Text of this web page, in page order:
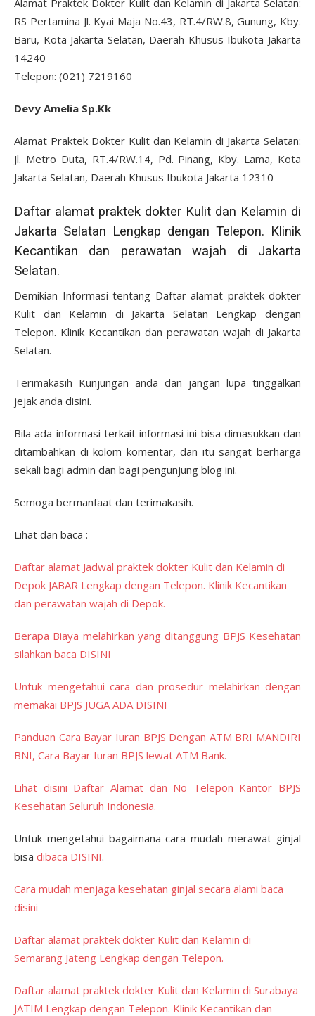
RS Pertamina Jl. Kyai Maja No.43, RT.4/RW.8, Gunung, Kby.
Baru, Kota Jakarta Selatan, Daerah Khusus Ibukota Jakarta
14240
Telepon: (021) 7219160
Devy Amelia Sp.Kk
Alamat Praktek Dokter Kulit dan Kelamin di Jakarta Selatan:
Jl. Metro Duta, RT.4/RW.14, Pd. Pinang, Kby. Lama, Kota
Jakarta Selatan, Daerah Khusus Ibukota Jakarta 12310
Daftar alamat praktek dokter Kulit dan Kelamin di
Jakarta Selatan Lengkap dengan Telepon. Klinik
Kecantikan dan perawatan wajah di Jakarta
Selatan.
Demikian Informasi tentang Daftar alamat praktek dokter
Kulit dan Kelamin di Jakarta Selatan Lengkap dengan
Telepon. Klinik Kecantikan dan perawatan wajah di Jakarta
Selatan.
Terimakasih Kunjungan anda dan jangan lupa tinggalkan
jejak anda disini.
Bila ada informasi terkait informasi ini bisa dimasukkan dan
ditambahkan di kolom komentar, dan itu sangat berharga
sekali bagi admin dan bagi pengunjung blog ini.
Semoga bermanfaat dan terimakasih.
Lihat dan baca :
Daftar alamat Jadwal praktek dokter Kulit dan Kelamin di
Depok JABAR Lengkap dengan Telepon. Klinik Kecantikan
dan perawatan wajah di Depok.
Berapa Biaya melahirkan yang ditanggung BPJS Kesehatan
silahkan baca DISINI
Untuk mengetahui cara dan prosedur melahirkan dengan
memakai BPJS JUGA ADA DISINI
Panduan Cara Bayar Iuran BPJS Dengan ATM BRI MANDIRI
BNI, Cara Bayar Iuran BPJS lewat ATM Bank.
Lihat disini Daftar Alamat dan No Telepon Kantor BPJS
Kesehatan Seluruh Indonesia.
Untuk mengetahui bagaimana cara mudah merawat ginjal
bisa dibaca DISINI.
Cara mudah menjaga kesehatan ginjal secara alami baca
disini
Daftar alamat praktek dokter Kulit dan Kelamin di
Semarang Jateng Lengkap dengan Telepon.
Daftar alamat praktek dokter Kulit dan Kelamin di Surabaya
JATIM Lengkap dengan Telepon. Klinik Kecantikan dan